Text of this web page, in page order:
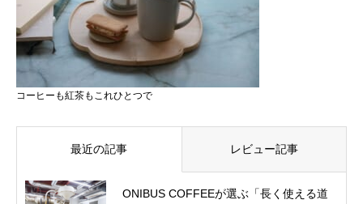
コーヒーも紅茶もこれひとつで
最近の記事 レビュー記事
ONIBUS COFFEEが選ぶ「長く使える道